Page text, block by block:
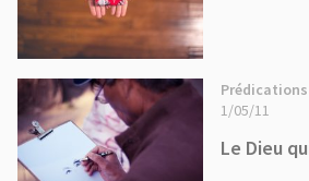
Prédications
1/05/11
Le Dieu